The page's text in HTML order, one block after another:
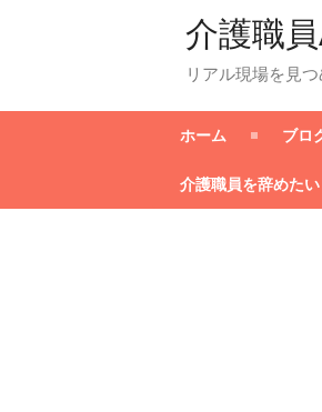
介護職
リアル現場を見
ホーム ブロ
介護職員を辞めたい